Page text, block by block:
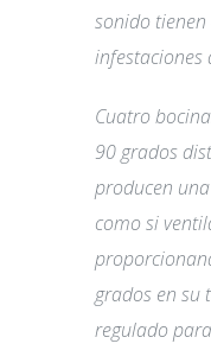
sonido
infestaciones
Cuatro
90 grados
producen
como si
grados en su
regulado